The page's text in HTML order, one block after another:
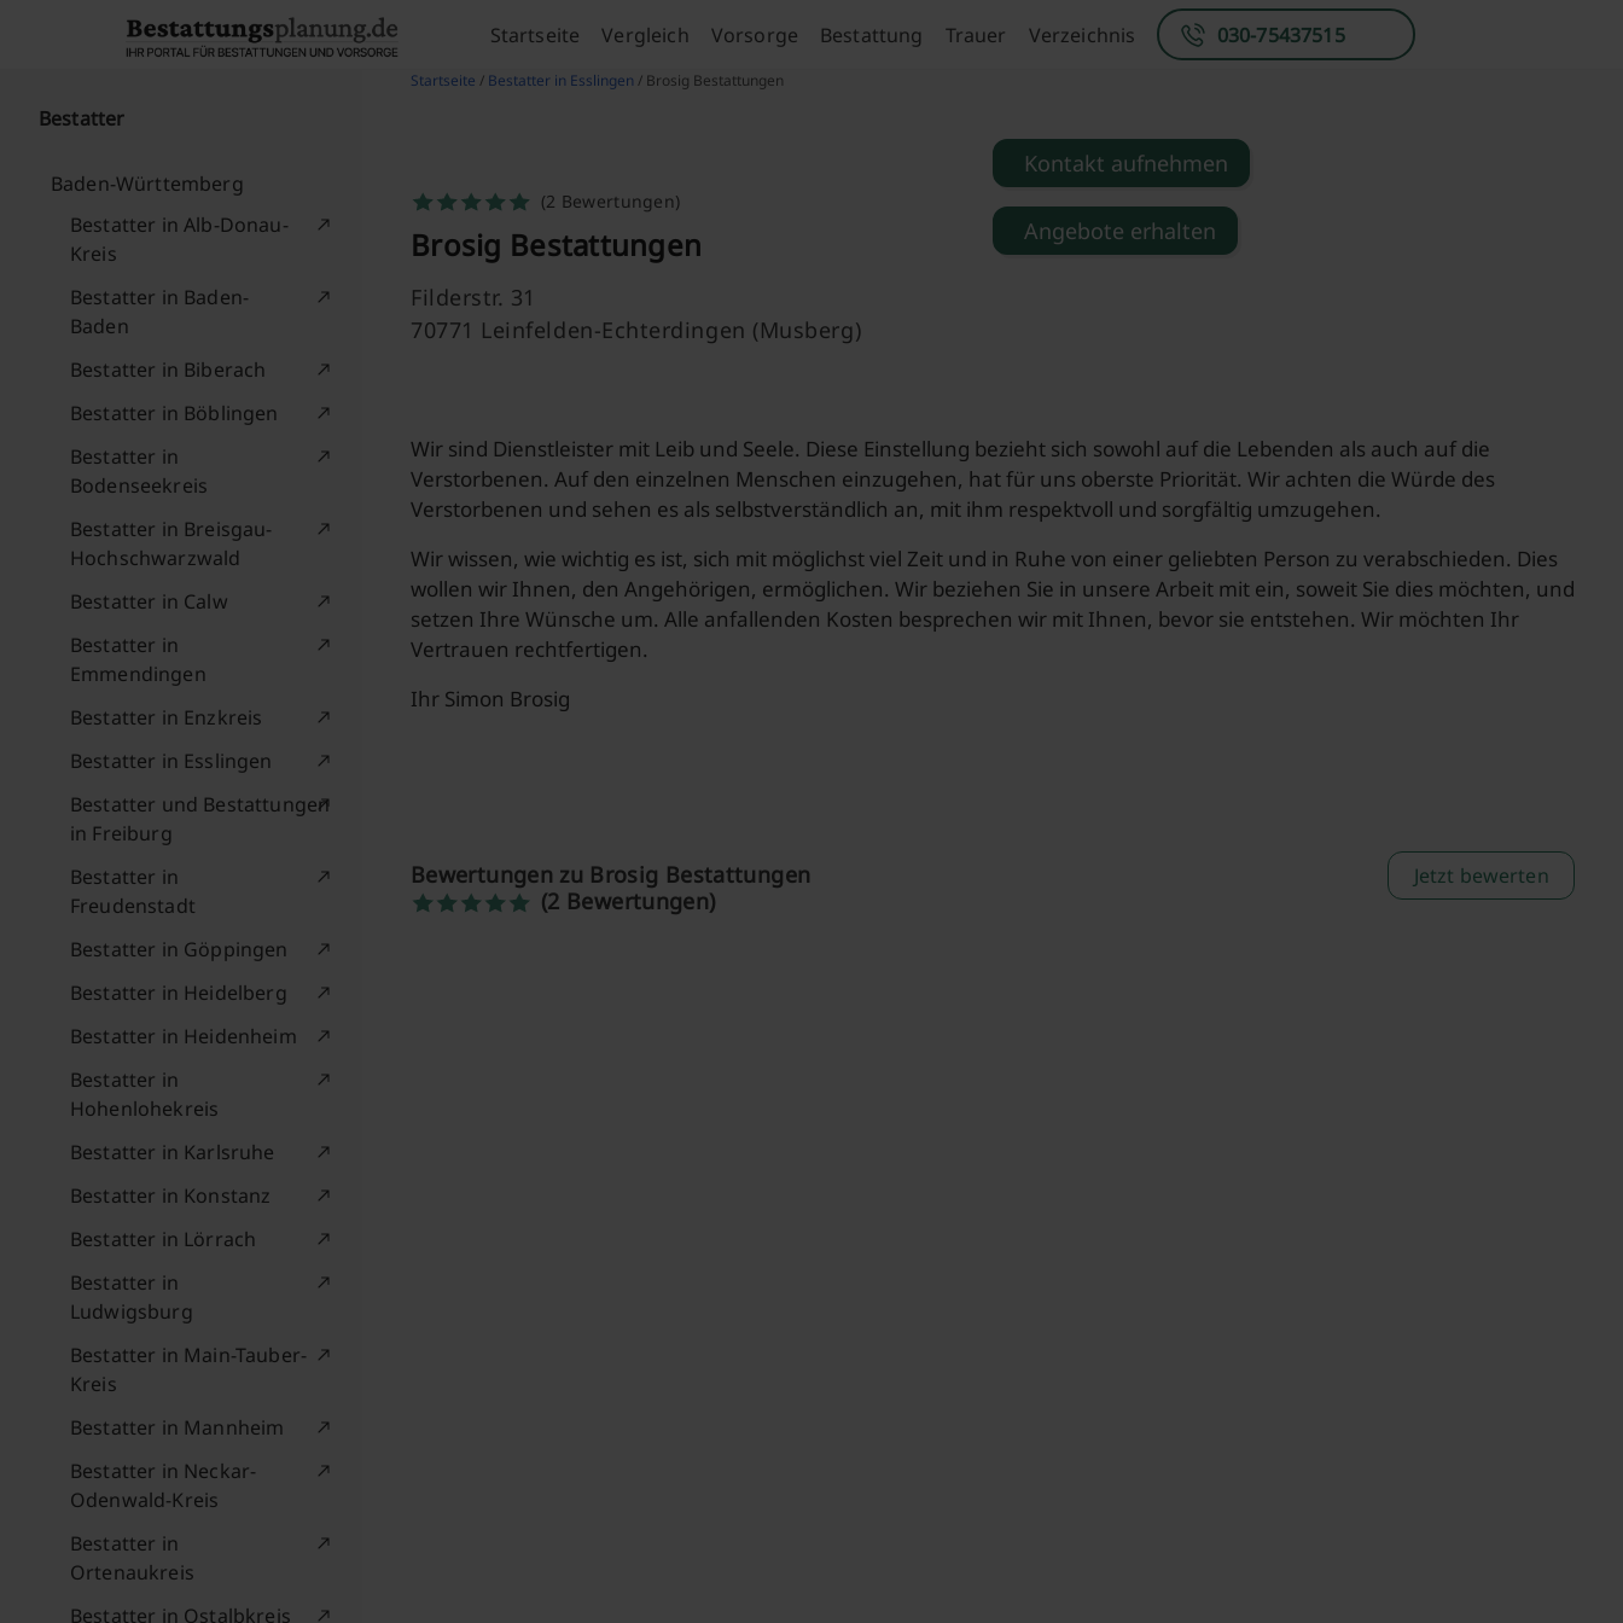
Startseite Vergleich Vorsorge Bestattung Trauer Verzeichnis 030-75437515
Bestatter
Baden-Württemberg
Bestatter in Alb-Donau-
Kreis
Bestatter in Baden-
Baden
Bestatter in Biberach
Bestatter in Böblingen
Bestatter in
Bodenseekreis
Bestatter in Breisgau-
Hochschwarzwald
Bestatter in Calw
Bestatter in
Emmendingen
Bestatter in Enzkreis
Bestatter in Esslingen
Bestatter und Bestattungen
in Freiburg
Bestatter in
Freudenstadt
Bestatter in Göppingen
Bestatter in Heidelberg
Bestatter in Heidenheim
Bestatter in
Hohenlohekreis
Bestatter in Karlsruhe
Bestatter in Konstanz
Bestatter in Lörrach
Bestatter in
Ludwigsburg
Bestatter in Main-Tauber-
Kreis
Bestatter in Mannheim
Bestatter in Neckar-
Odenwald-Kreis
Bestatter in
Ortenaukreis
Bestatter in Ostalbkreis
Startseite / Bestatter in Esslingen / Brosig Bestattungen
(2 Bewertungen)
Brosig Bestattungen
Filderstr. 31
70771 Leinfelden-Echterdingen (Musberg)
Kontakt aufnehmen
Angebote erhalten
Wir sind Dienstleister mit Leib und Seele. Diese Einstellung bezieht sich sowohl auf die Lebenden als auch auf die
Verstorbenen. Auf den einzelnen Menschen einzugehen, hat für uns oberste Priorität. Wir achten die Würde des
Verstorbenen und sehen es als selbstverständlich an, mit ihm respektvoll und sorgfältig umzugehen.
Wir wissen, wie wichtig es ist, sich mit möglichst viel Zeit und in Ruhe von einer geliebten Person zu verabschieden. Dies
wollen wir Ihnen, den Angehörigen, ermöglichen. Wir beziehen Sie in unsere Arbeit mit ein, soweit Sie dies möchten, und
setzen Ihre Wünsche um. Alle anfallenden Kosten besprechen wir mit Ihnen, bevor sie entstehen. Wir möchten Ihr
Vertrauen rechtfertigen.
Ihr Simon Brosig
Bewertungen zu Brosig Bestattungen
(2 Bewertungen)
Jetzt bewerten